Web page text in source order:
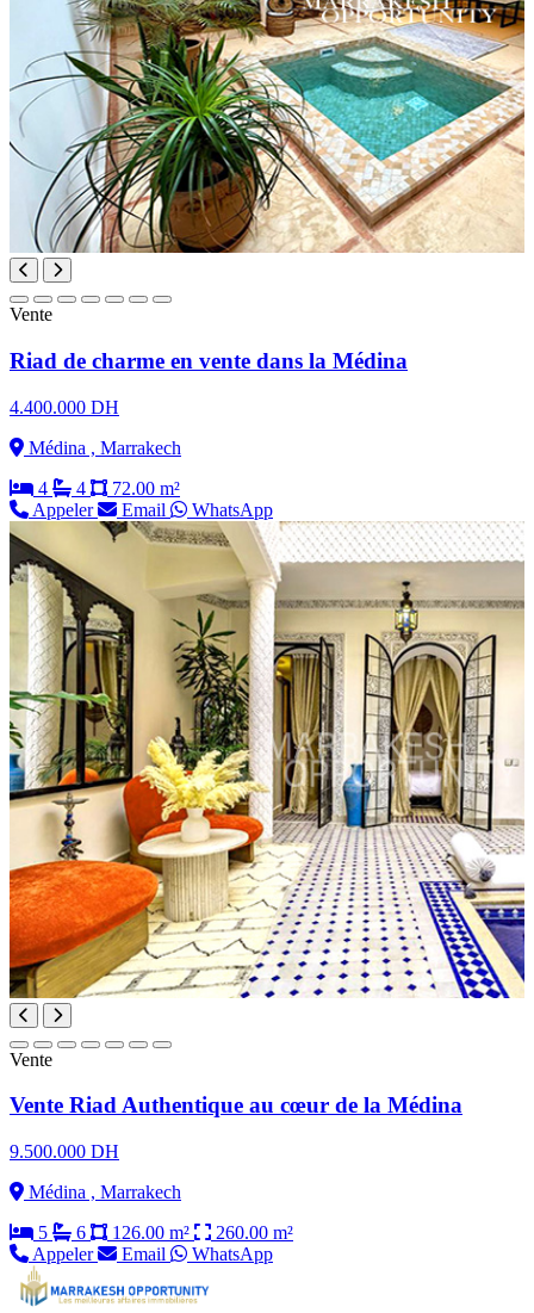
Vente
Riad de charme en vente dans la Médina
4.400.000 DH
Médina , Marrakech
4
4
72.00 m²
Appeler
Email WhatsApp
Vente
Vente Riad Authentique au cœur de la Médina
9.500.000 DH
Médina , Marrakech
5
6 126.00 m²
260.00 m²
Appeler
Email WhatsApp